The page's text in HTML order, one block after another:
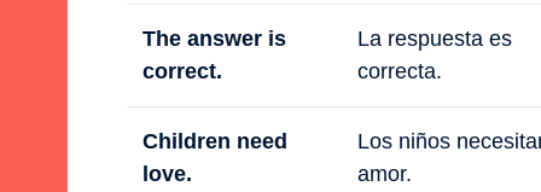
The answer is
correct.
La respuesta es
correcta.
Children need
love.
Los niños
amor.